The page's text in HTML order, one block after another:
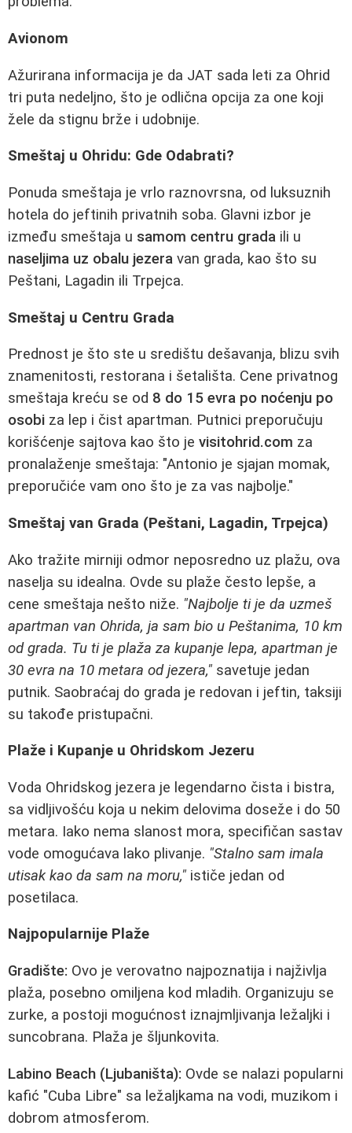
Avionom
Ažurirana informacija je da JAT sada leti za Ohrid
tri puta nedeljno, što je odlična opcija za one koji
žele da stignu brže i udobnije.
Smeštaj u Ohridu: Gde Odabrati?
Ponuda smeštaja je vrlo raznovrsna, od luksuznih
hotela do jeftinih privatnih soba. Glavni izbor je
između smeštaja u samom centru grada ili u
naseljima uz obalu jezera van grada, kao što su
Peštani, Lagadin ili Trpejca.
Smeštaj u Centru Grada
Prednost je što ste u središtu dešavanja, blizu svih
znamenitosti, restorana i šetališta. Cene privatnog
smeštaja kreću se od 8 do 15 evra po noćenju po
osobi za lep i čist apartman. Putnici preporučuju
korišćenje sajtova kao što je visitohrid.com za
pronalaženje smeštaja: "Antonio je sjajan momak,
preporučiće vam ono što je za vas najbolje."
Smeštaj van Grada (Peštani, Lagadin, Trpejca)
Ako tražite mirniji odmor neposredno uz plažu, ova
naselja su idealna. Ovde su plaže često lepše, a
cene smeštaja nešto niže. "Najbolje ti je da uzmeš
apartman van Ohrida, ja sam bio u Peštanima, 10 km
od grada. Tu ti je plaža za kupanje lepa, apartman je
30 evra na 10 metara od jezera," savetuje jedan
putnik. Saobraćaj do grada je redovan i jeftin, taksiji
su takođe pristupačni.
Plaže i Kupanje u Ohridskom Jezeru
Voda Ohridskog jezera je legendarno čista i bistra,
sa vidljivošću koja u nekim delovima doseže i do 50
metara. Iako nema slanost mora, specifičan sastav
vode omogućava lako plivanje. "Stalno sam imala
utisak kao da sam na moru," ističe jedan od
posetilaca.
Najpopularnije Plaže
Gradište: Ovo je verovatno najpoznatija i najživlja
plaža, posebno omiljena kod mladih. Organizuju se
zurke, a postoji mogućnost iznajmljivanja ležaljki i
suncobrana. Plaža je šljunkovita.
Labino Beach (Ljubaništa): Ovde se nalazi popularni
kafić "Cuba Libre" sa ležaljkama na vodi, muzikom i
dobrom atmosferom.